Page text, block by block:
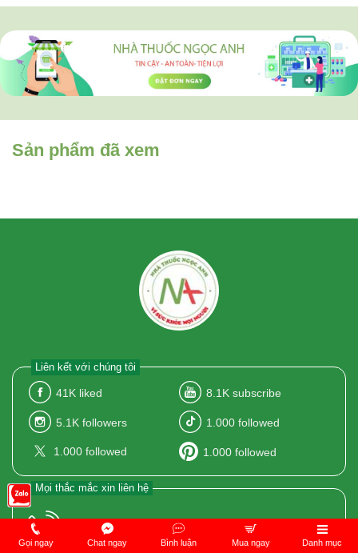
Sản phẩm đã xem
Liên kết với chúng tôi
41K liked 8.1K subscribe
5.1K followers 1.000 followed
1.000 followed 1.000 followed
Mọi thắc mắc xin liên hệ
098.572.9595
Gọi ngay Chat ngay Bình luận Mua ngay Danh mục